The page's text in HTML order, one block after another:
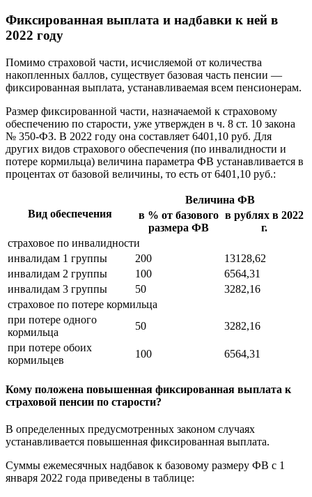
Фиксированная выплата и надбавки к ней в
2022 году
Помимо страховой части, исчисляемой от количества
накопленных баллов, существует базовая часть пенсии —
фиксированная выплата, устанавливаемая всем пенсионерам.
Размер фиксированной части, назначаемой к страховому
обеспечению по старости, уже утвержден в ч. 8 ст. 10 закона
№ 350-ФЗ. В 2022 году она составляет 6401,10 руб. Для
других видов страхового обеспечения (по инвалидности и
потере кормильца) величина параметра ФВ устанавливается в
процентах от базовой величины, то есть от 6401,10 руб.:
Вид обеспечения
Величина ФВ
в % от базового
размера ФВ
в рублях в 2022
г.
страховое по инвалидности
инвалидам 1 группы
200
13128,62
инвалидам 2 группы
100
6564,31
инвалидам 3 группы
50
3282,16
страховое по потере кормильца
при потере одного
кормильца
50
3282,16
при потере обоих
кормильцев
100 6564,31
Кому положена повышенная фиксированная выплата к
страховой пенсии по старости?
В определенных предусмотренных законом случаях
устанавливается повышенная фиксированная выплата.
Суммы ежемесячных надбавок к базовому размеру ФВ с 1
января 2022 года приведены в таблице: